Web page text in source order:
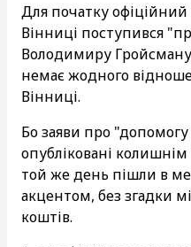
Для початку офіційний
Вінниці поступився
Володимиру
немає жодного
Вінниці.
Бо заяви про
опубліковані
той же день пішли в
акцентом, без згадки
коштів.